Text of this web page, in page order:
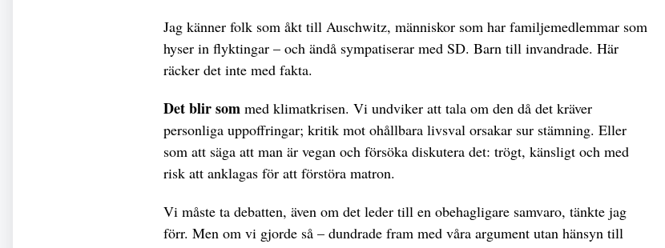
Jag känner folk som åkt till Auschwitz, människor som har familjemedlemmar som
hyser in flyktingar – och ändå sympatiserar med SD. Barn till invandrade. Här
räcker det inte med fakta.
Det blir som med klimatkrisen. Vi undviker att tala om den då det kräver
personliga uppoffringar; kritik mot ohållbara livsval orsakar sur stämning. Eller
som att säga att man är vegan och försöka diskutera det: trögt, känsligt och med
risk att anklagas för att förstöra matron.
Vi måste ta debatten, även om det leder till en obehagligare samvaro, tänkte jag
förr. Men om vi gjorde så – dundrade fram med våra argument utan hänsyn till